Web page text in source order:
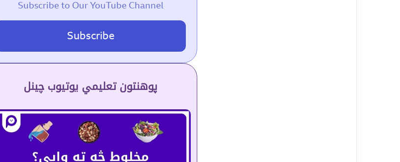
Subscribe to Our YouTube Channel
Subscribe
پوهنتون تعلیمي یوتیوب چینل